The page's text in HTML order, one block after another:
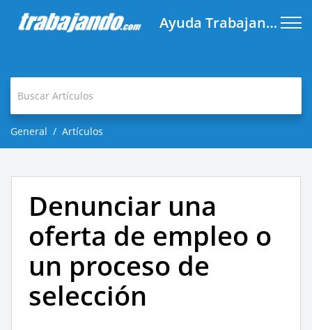
Ayuda Trabajando.com
General Artículos
Denunciar una
oferta de empleo o
un proceso de
selección